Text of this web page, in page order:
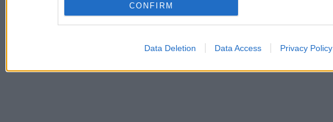
CONFIRM
Data Deletion Data Access Privacy Policy